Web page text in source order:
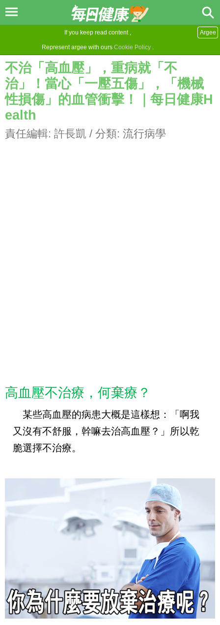
If you keep read content ,
Represent argee with ours Cookie Policy .
Argee
不治「高血壓」，重病就「不
治」！當心「一壓五傷」，「機械
性損傷」的血管衝擊！｜每日健康H
ealth
責任編輯: 許長凱 / 分類: 流行病學
高血壓不治療，何棄療？
某些高血壓的病患大概是這樣想：「啊我
又沒有不舒服，幹嘛去治高血壓？」所以乾
脆選擇不治療。